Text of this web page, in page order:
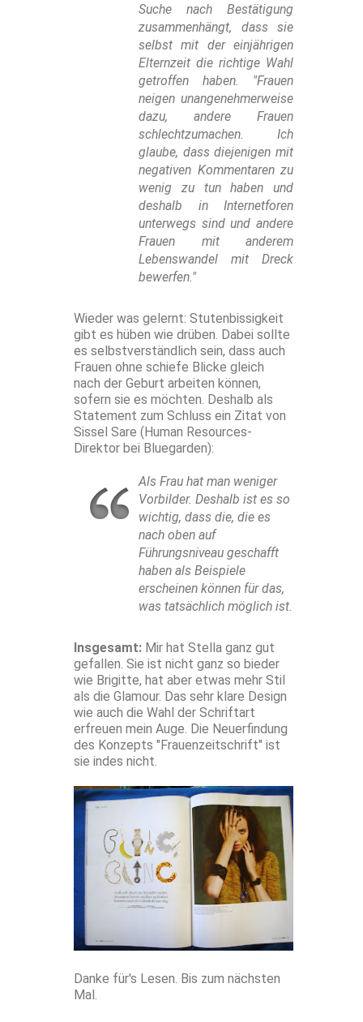
Suche nach Bestätigung
zusammenhängt, dass sie
selbst mit der einjährigen
Elternzeit die richtige Wahl
getroffen haben. "Frauen
neigen unangenehmerweise
dazu, andere Frauen
schlechtzumachen. Ich
glaube, dass diejenigen mit
negativen Kommentaren zu
wenig zu tun haben und
deshalb in Internetforen
unterwegs sind und andere
Frauen mit anderem
Lebenswandel mit Dreck
bewerfen."
Wieder was gelernt: Stutenbissigkeit
gibt es hüben wie drüben. Dabei sollte
es selbstverständlich sein, dass auch
Frauen ohne schiefe Blicke gleich
nach der Geburt arbeiten können,
sofern sie es möchten. Deshalb als
Statement zum Schluss ein Zitat von
Sissel Sare (Human Resources-
Direktor bei Bluegarden):
Als Frau hat man weniger
Vorbilder. Deshalb ist es so
wichtig, dass die, die es
nach oben auf
Führungsniveau geschafft
haben als Beispiele
erscheinen können für das,
was tatsächlich möglich ist.
Insgesamt: Mir hat Stella ganz gut
gefallen. Sie ist nicht ganz so bieder
wie Brigitte, hat aber etwas mehr Stil
als die Glamour. Das sehr klare Design
wie auch die Wahl der Schriftart
erfreuen mein Auge. Die Neuerfindung
des Konzepts "Frauenzeitschrift" ist
sie indes nicht.
Danke für's Lesen. Bis zum nächsten
Mal.